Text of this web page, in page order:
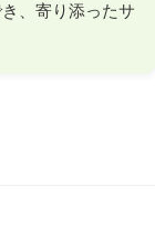
、寄り添ったサ